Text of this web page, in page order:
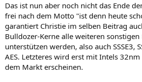
Das ist nun aber noch nicht das Ende
frei nach dem Motto "ist denn heute
garantiert Christie im selben Beitrag
Bulldozer-Kerne alle weiteren
unterstützen werden, also auch SSSE3,
AES. Letzteres wird erst mit Intels 32nm
dem Markt erscheinen.